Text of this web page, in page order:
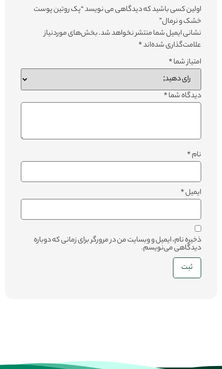
اولین کسی باشید که دیدگاهی می نویسد “پک روتین پوست
خشک و نرمال”
نشانی ایمیل شما منتشر نخواهد شد.بخش‌های موردنیاز
علامت‌گذاری شده‌اند*
امتیاز شما*
دیدگاه شما*
نام*
ایمیل*
ذخیره نام، ایمیل و وبسایت من در مرورگر برای زمانی که دوباره
دیدگاهی می‌نویسم.